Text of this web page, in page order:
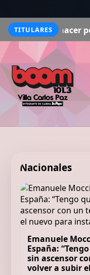
TITULARES
poco peso y
Nacionales
Emanuele
España:
sin ascensor
volver a subir